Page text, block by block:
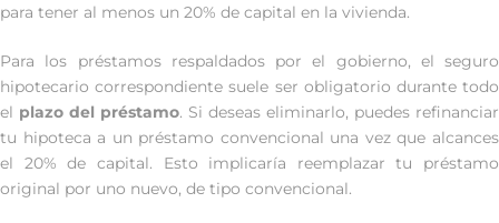
para tener al menos un 20% de capital en la vivienda.
Para los préstamos respaldados por el gobierno, el seguro
hipotecario correspondiente suele ser obligatorio durante todo
el plazo del préstamo. Si deseas eliminarlo, puedes refinanciar
tu hipoteca a un préstamo convencional una vez que alcances
el 20% de capital. Esto implicaría reemplazar tu préstamo
original por uno nuevo, de tipo convencional.